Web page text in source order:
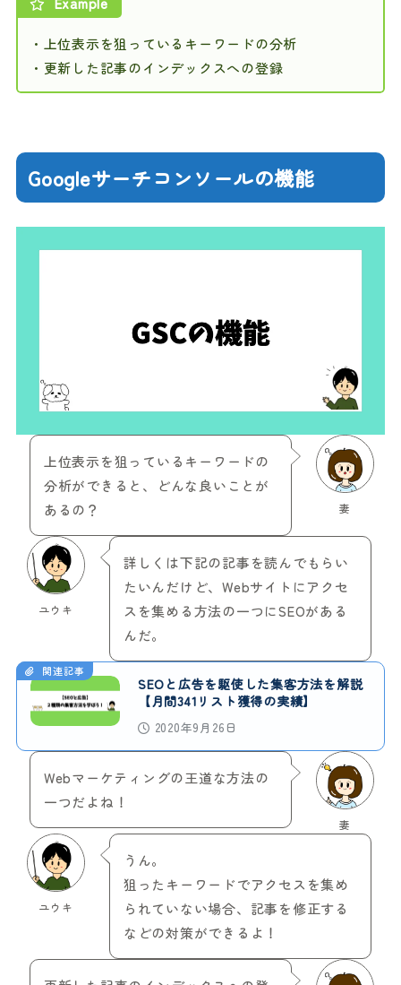
・上位表示を狙っているキーワードの分析
・更新した記事のインデックスへの登録
Googleサーチコンソールの機能
妻
上位表示を狙っているキーワードの
分析ができると、どんな良いことが
あるの？
ユウキ
詳しくは下記の記事を読んでもらい
たいんだけど、Webサイトにアクセ
スを集める方法の一つにSEOがある
んだ。
関連記事
SEOと広告を駆使した集客方法を解説
【月間341リスト獲得の実績】
2020年9月26日
妻
Webマーケティングの王道な方法の
一つだよね！
ユウキ
うん。
狙ったキーワードでアクセスを集め
られていない場合、記事を修正する
などの対策ができるよ！